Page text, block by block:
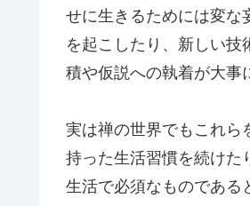
せに生きるためには変な
を起こしたり、新しい
積や仮説への執着が大事
実は禅の世界でもこれら
持った生活習慣を続けた
生活で必須なものである